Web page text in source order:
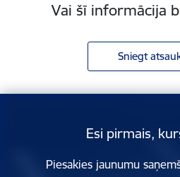
Vai šī informācija
Sniegt
Esi pirmais,
Piesakies jaunumu